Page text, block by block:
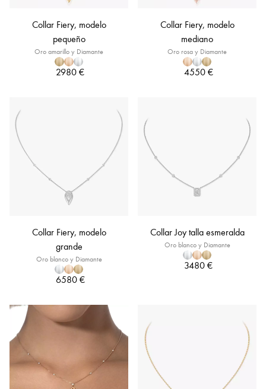
Collar Fiery, modelo
pequeño
Oro amarillo y Diamante
2980 €
Collar Fiery, modelo
mediano
Oro rosa y Diamante
4550 €
Collar Fiery, modelo
grande
Oro blanco y Diamante
6580 €
Collar Joy talla esmeralda
Oro blanco y Diamante
3480 €